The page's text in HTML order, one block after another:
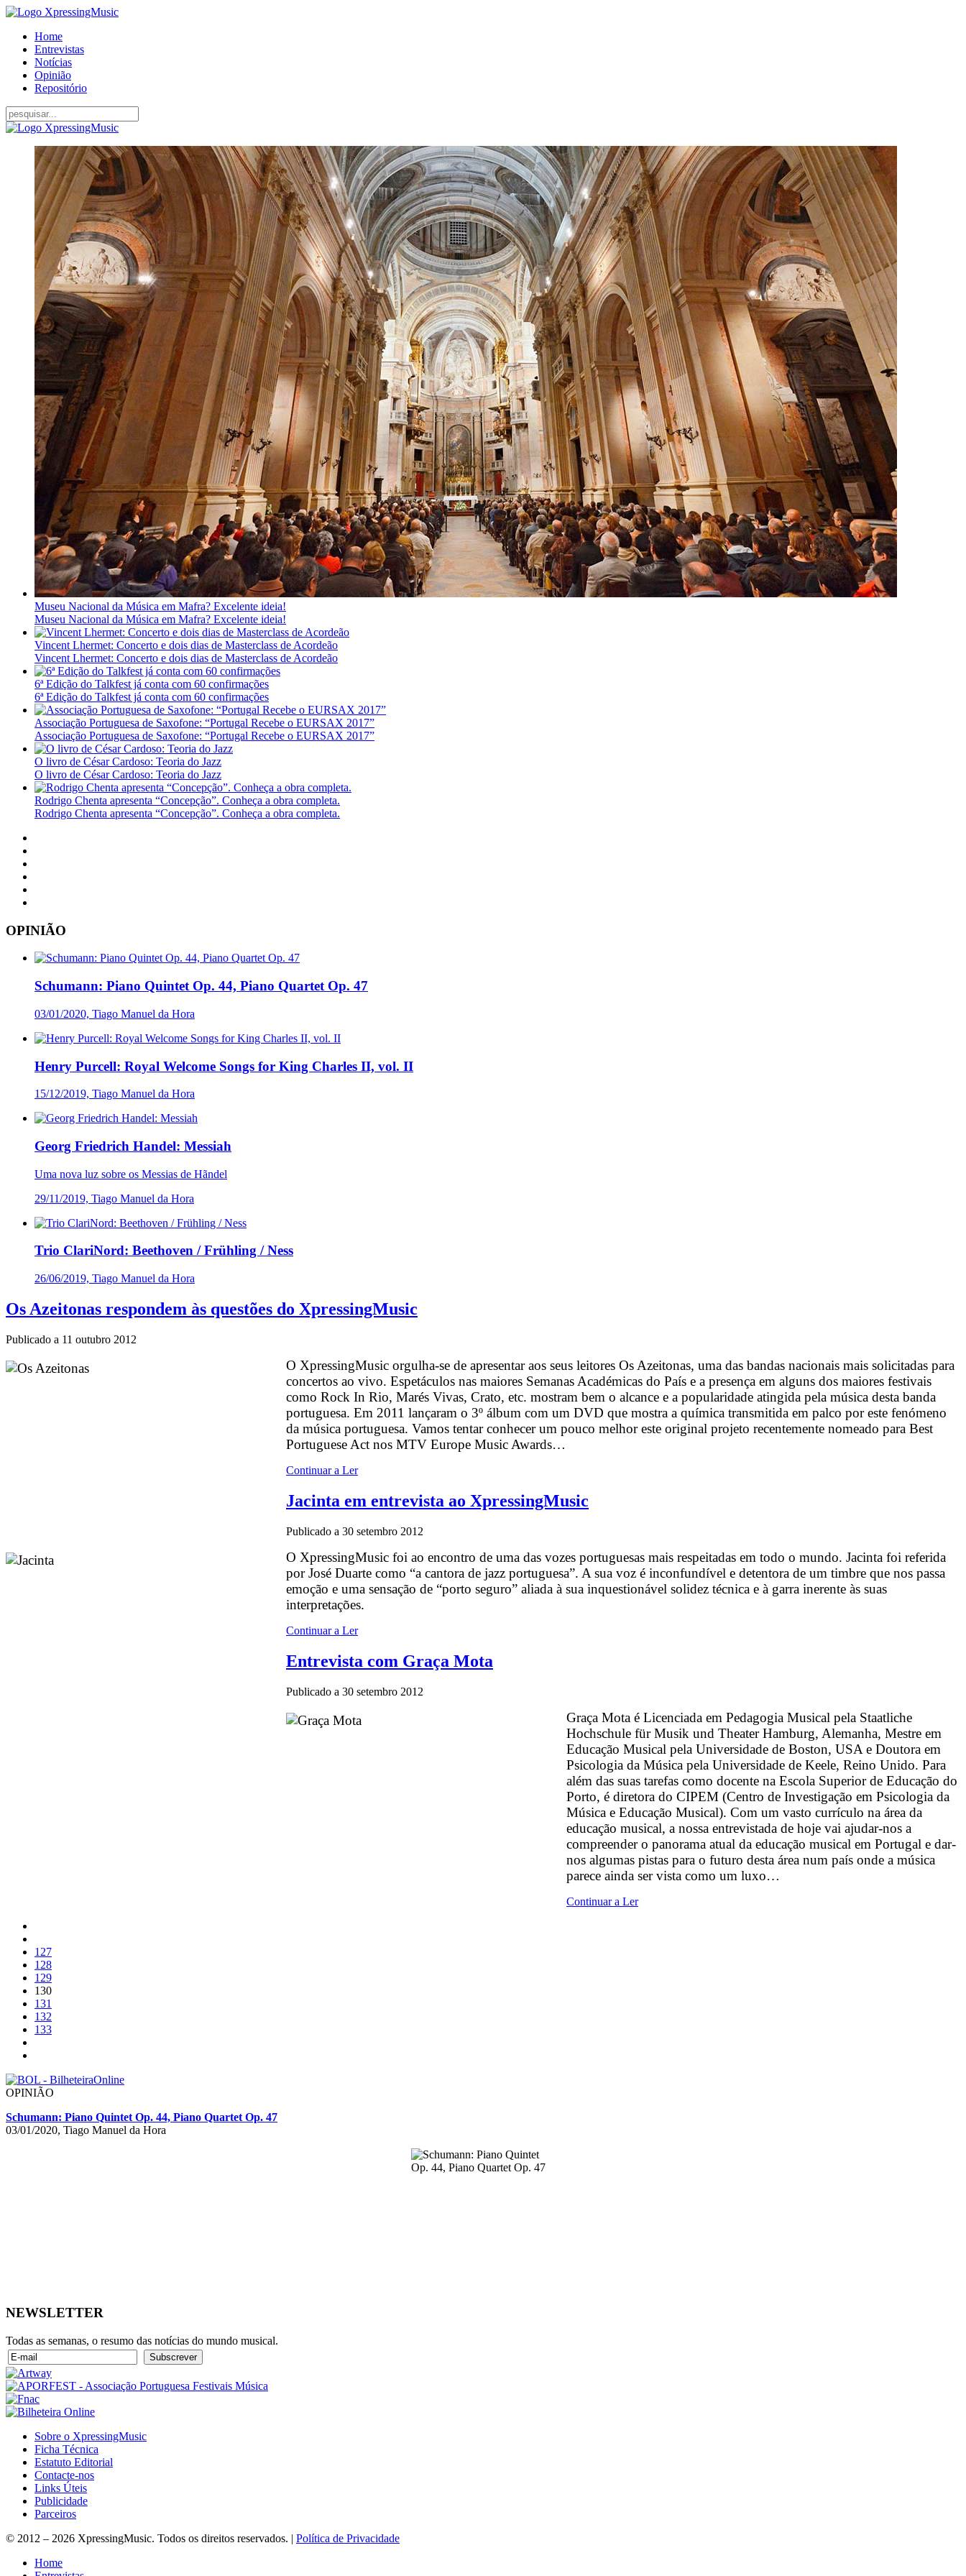
Home
Entrevistas
Notícias
Opinião
Repositório
Museu Nacional da Música em Mafra? Excelente ideia!
Museu Nacional da Música em Mafra? Excelente ideia!
Vincent Lhermet: Concerto e dois dias de Masterclass de Acordeão
Vincent Lhermet: Concerto e dois dias de Masterclass de Acordeão
6ª Edição do Talkfest já conta com 60 confirmações
6ª Edição do Talkfest já conta com 60 confirmações
Associação Portuguesa de Saxofone: “Portugal Recebe o EURSAX 2017”
Associação Portuguesa de Saxofone: “Portugal Recebe o EURSAX 2017”
O livro de César Cardoso: Teoria do Jazz
O livro de César Cardoso: Teoria do Jazz
Rodrigo Chenta apresenta “Concepção”. Conheça a obra completa.
Rodrigo Chenta apresenta “Concepção”. Conheça a obra completa.
OPINIÃO
Schumann: Piano Quintet Op. 44, Piano Quartet Op. 47
03/01/2020, Tiago Manuel da Hora
Henry Purcell: Royal Welcome Songs for King Charles II, vol. II
15/12/2019, Tiago Manuel da Hora
Georg Friedrich Handel: Messiah
Uma nova luz sobre os Messias de Hãndel
29/11/2019, Tiago Manuel da Hora
Trio ClariNord: Beethoven / Frühling / Ness
26/06/2019, Tiago Manuel da Hora
Os Azeitonas respondem às questões do XpressingMusic
Publicado a 11 outubro 2012
O XpressingMusic orgulha-se de apresentar aos seus leitores Os Azeitonas, uma das bandas nacionais mais solicitadas para
concertos ao vivo. Espetáculos nas maiores Semanas Académicas do País e a presença em alguns dos maiores festivais
como Rock In Rio, Marés Vivas, Crato, etc. mostram bem o alcance e a popularidade atingida pela música desta banda
portuguesa. Em 2011 lançaram o 3º álbum com um DVD que mostra a química transmitida em palco por este fenómeno
da música portuguesa. Vamos tentar conhecer um pouco melhor este original projeto recentemente nomeado para Best
Portuguese Act nos MTV Europe Music Awards…
Continuar a Ler
Jacinta em entrevista ao XpressingMusic
Publicado a 30 setembro 2012
O XpressingMusic foi ao encontro de uma das vozes portuguesas mais respeitadas em todo o mundo. Jacinta foi referida
por José Duarte como “a cantora de jazz portuguesa”. A sua voz é inconfundível e detentora de um timbre que nos passa
emoção e uma sensação de “porto seguro” aliada à sua inquestionável solidez técnica e à garra inerente às suas
interpretações.
Continuar a Ler
Entrevista com Graça Mota
Publicado a 30 setembro 2012
Graça Mota é Licenciada em Pedagogia Musical pela Staatliche
Hochschule für Musik und Theater Hamburg, Alemanha, Mestre em
Educação Musical pela Universidade de Boston, USA e Doutora em
Psicologia da Música pela Universidade de Keele, Reino Unido. Para
além das suas tarefas como docente na Escola Superior de Educação do
Porto, é diretora do CIPEM (Centro de Investigação em Psicologia da
Música e Educação Musical). Com um vasto currículo na área da
educação musical, a nossa entrevistada de hoje vai ajudar-nos a
compreender o panorama atual da educação musical em Portugal e dar-
nos algumas pistas para o futuro desta área num país onde a música
parece ainda ser vista como um luxo…
Continuar a Ler
127
128
129
130
131
132
133
OPINIÃO
Schumann: Piano Quintet Op. 44, Piano Quartet Op. 47
03/01/2020, Tiago Manuel da Hora
NEWSLETTER
Todas as semanas, o resumo das notícias do mundo musical.
Sobre o XpressingMusic
Ficha Técnica
Estatuto Editorial
Contacte-nos
Links Úteis
Publicidade
Parceiros
© 2012 – 2026 XpressingMusic. Todos os direitos reservados. | Política de Privacidade
Home